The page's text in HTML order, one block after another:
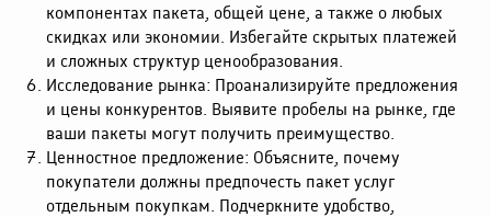
компонентах пакета, общей цене, а также о любых
скидках или экономии. Избегайте скрытых платежей
и сложных структур ценообразования.
Исследование рынка: Проанализируйте предложения
и цены конкурентов. Выявите пробелы на рынке, где
ваши пакеты могут получить преимущество.
Ценностное предложение: Объясните, почему
покупатели должны предпочесть пакет услуг
отдельным покупкам. Подчеркните удобство,